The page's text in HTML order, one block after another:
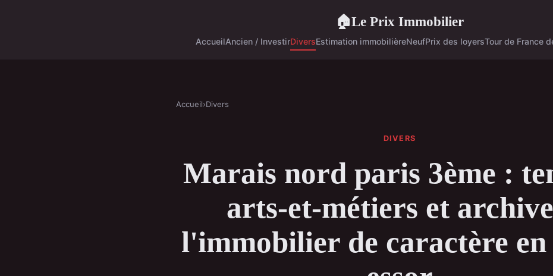
🏠Le Prix Immobilier
AccueilAncien / InvestirDiversEstimation immobilièreNeufPrix des loyersTour de France
Accueil›Divers
DIVERS
Marais nord paris 3ème :
arts-et-métiers et
l'immobilier de caractère